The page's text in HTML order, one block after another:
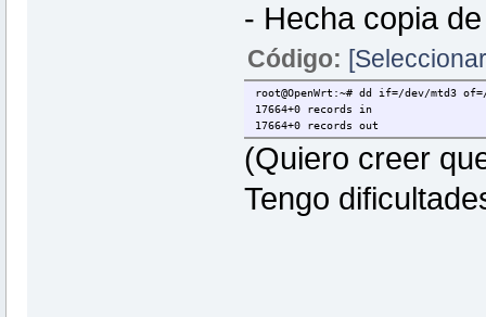
- Hecha copia
Código:
root@OpenWrt:~# dd if=/dev/mtd3
17664+0 records in
17664+0 records out
(Quiero creer
Tengo